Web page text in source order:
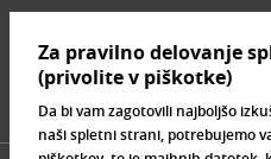
Znamke, ki se prodajajo
Za pravilno delovanje
(privolite v piškotke)
Da bi vam zagotovili najboljšo
naši spletni strani, potrebujemo